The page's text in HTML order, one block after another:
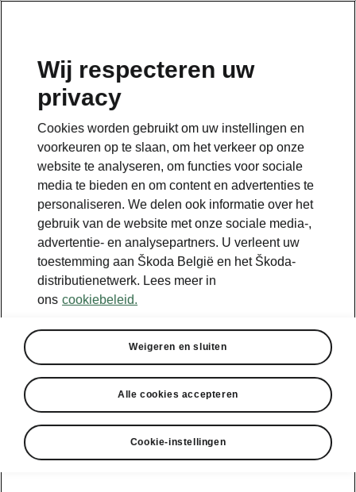
Wij respecteren uw
privacy
Cookies worden gebruikt om uw instellingen en
voorkeuren op te slaan, om het verkeer op onze
website te analyseren, om functies voor sociale
media te bieden en om content en advertenties te
personaliseren. We delen ook informatie over het
gebruik van de website met onze sociale media-,
advertentie- en analysepartners. U verleent uw
toestemming aan Škoda België en het Škoda-
distributienetwerk. Lees meer in
ons cookiebeleid.
Weigeren en sluiten
Alle cookies accepteren
Cookie-instellingen